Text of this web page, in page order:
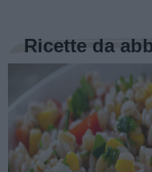
Ricette da